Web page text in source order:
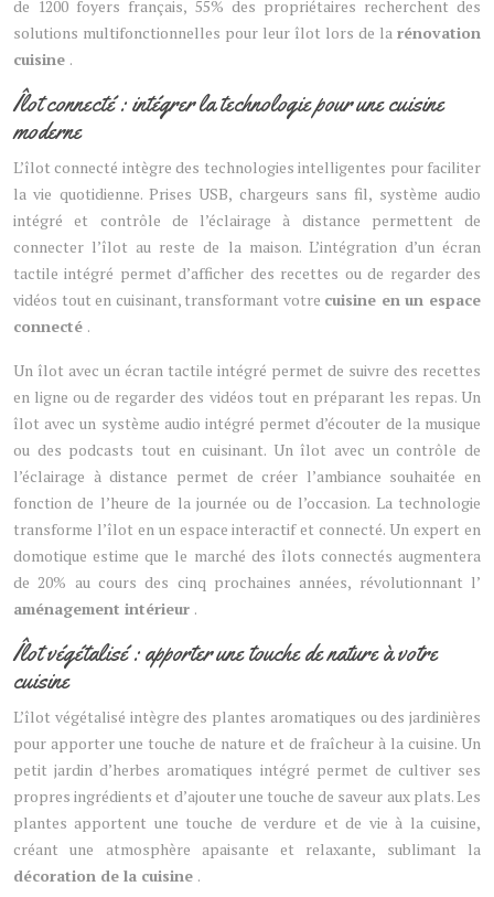
de 1200 foyers français, 55% des propriétaires recherchent des
solutions multifonctionnelles pour leur îlot lors de la rénovation
cuisine .
Îlot connecté : intégrer la technologie pour une cuisine
moderne
L’îlot connecté intègre des technologies intelligentes pour faciliter
la vie quotidienne. Prises USB, chargeurs sans fil, système audio
intégré et contrôle de l’éclairage à distance permettent de
connecter l’îlot au reste de la maison. L’intégration d’un écran
tactile intégré permet d’afficher des recettes ou de regarder des
vidéos tout en cuisinant, transformant votre cuisine en un espace
connecté .
Un îlot avec un écran tactile intégré permet de suivre des recettes
en ligne ou de regarder des vidéos tout en préparant les repas. Un
îlot avec un système audio intégré permet d’écouter de la musique
ou des podcasts tout en cuisinant. Un îlot avec un contrôle de
l’éclairage à distance permet de créer l’ambiance souhaitée en
fonction de l’heure de la journée ou de l’occasion. La technologie
transforme l’îlot en un espace interactif et connecté. Un expert en
domotique estime que le marché des îlots connectés augmentera
de 20% au cours des cinq prochaines années, révolutionnant l’
aménagement intérieur .
Îlot végétalisé : apporter une touche de nature à votre
cuisine
L’îlot végétalisé intègre des plantes aromatiques ou des jardinières
pour apporter une touche de nature et de fraîcheur à la cuisine. Un
petit jardin d’herbes aromatiques intégré permet de cultiver ses
propres ingrédients et d’ajouter une touche de saveur aux plats. Les
plantes apportent une touche de verdure et de vie à la cuisine,
créant une atmosphère apaisante et relaxante, sublimant la
décoration de la cuisine .